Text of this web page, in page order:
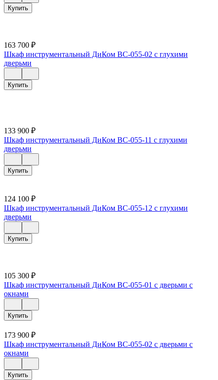
Купить
163 700 ₽
Шкаф инструментальный ДиКом ВС-055-02 с глухими
дверьми
Купить
133 900 ₽
Шкаф инструментальный ДиКом ВС-055-11 с глухими
дверьми
Купить
124 100 ₽
Шкаф инструментальный ДиКом ВС-055-12 с глухими
дверьми
Купить
105 300 ₽
Шкаф инструментальный ДиКом ВС-055-01 с дверьми с
окнами
Купить
173 900 ₽
Шкаф инструментальный ДиКом ВС-055-02 с дверьми с
окнами
Купить